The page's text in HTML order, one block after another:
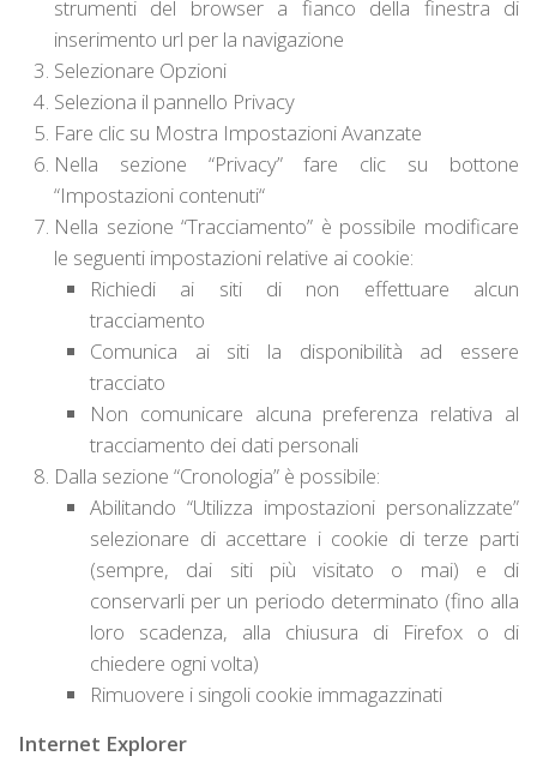
strumenti del browser a fianco della finestra di
inserimento url per la navigazione
Selezionare Opzioni
Seleziona il pannello Privacy
Fare clic su Mostra Impostazioni Avanzate
Nella sezione “Privacy” fare clic su bottone
“Impostazioni contenuti“
Nella sezione “Tracciamento” è possibile modificare
le seguenti impostazioni relative ai cookie:
Richiedi ai siti di non effettuare alcun
tracciamento
Comunica ai siti la disponibilità ad essere
tracciato
Non comunicare alcuna preferenza relativa al
tracciamento dei dati personali
Dalla sezione “Cronologia” è possibile:
Abilitando “Utilizza impostazioni personalizzate”
selezionare di accettare i cookie di terze parti
(sempre, dai siti più visitato o mai) e di
conservarli per un periodo determinato (fino alla
loro scadenza, alla chiusura di Firefox o di
chiedere ogni volta)
Rimuovere i singoli cookie immagazzinati
Internet Explorer